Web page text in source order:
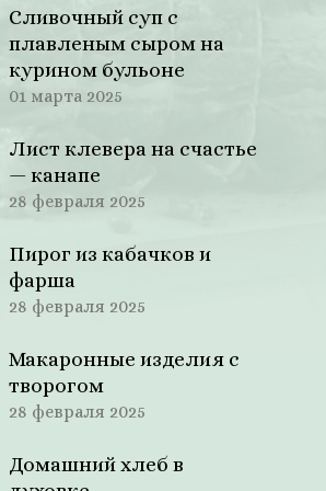
Сливочный суп с
плавленым сыром на
курином бульоне
01 марта 2025
Лист клевера на счастье
— канапе
28 февраля 2025
Пирог из кабачков и
фарша
28 февраля 2025
Макаронные изделия с
творогом
28 февраля 2025
Домашний хлеб в